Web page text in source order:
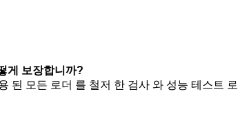
게 보장합니까?
된 모든 로더 를 철저 한 검사 와 성능 테스트